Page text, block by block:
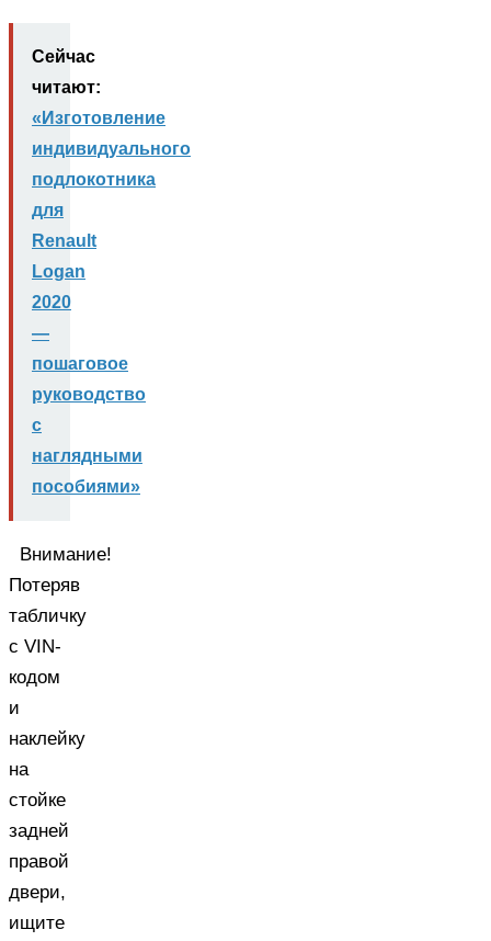
Сейчас
читают:
«Изготовление
индивидуального
подлокотника
для
Renault
Logan
2020
—
пошаговое
руководство
с
наглядными
пособиями»
Внимание!
Потеряв
табличку
с VIN-
кодом
и
наклейку
на
стойке
задней
правой
двери,
ищите